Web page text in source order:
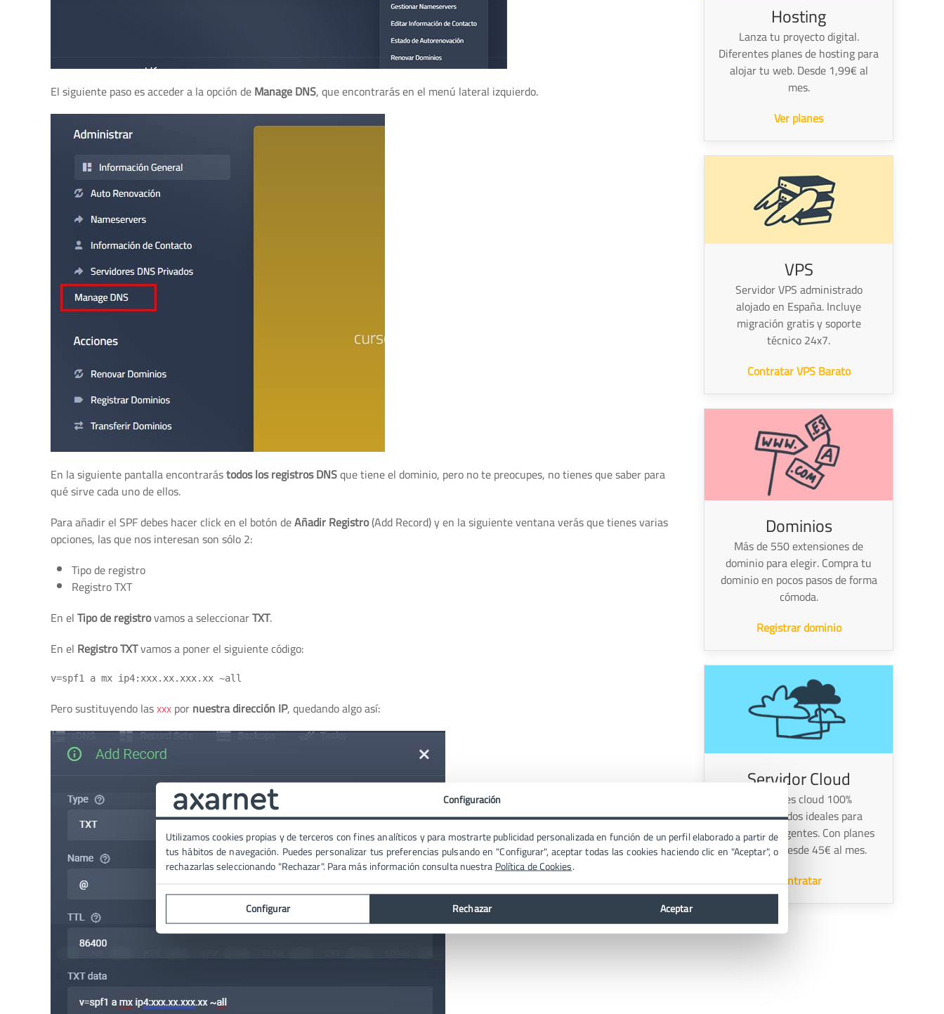
El siguiente paso es acceder a la opción deManage DNS, que encontrarás en el menú lateral izquierdo.
En la siguiente pantalla encontrarástodos los registros DNSque tiene el dominio, pero no te preocupes, no tienes que saber para
qué sirve cada uno de ellos.
Para añadir el SPF debes hacer click en el botón deAñadir Registro(Add Record) y en la siguiente ventana verás que tienes varias
opciones, las que nos interesan son sólo 2:
Tipo de registro
Registro TXT
En elTipo de registrovamos a seleccionarTXT.
En el Registro TXTvamos a poner el siguiente código:
Pero sustituyendo lasxxxpornuestra dirección IP, quedando algo así:
Hosting
Lanza tu proyecto digital.
Diferentes planes de hosting para
alojar tu web. Desde 1,99€ al
mes.
Ver planes
VPS
Servidor VPS administrado
alojado en España. Incluye
migración gratis y soporte
técnico 24x7.
Contratar VPS Barato
Dominios
Más de 550 extensiones de
dominio para elegir. Compra tu
dominio en pocos pasos de forma
cómoda.
Registrar dominio
Servidor Cloud
Servidores cloud 100%
administrados ideales para
proyectos exigentes. Con planes
escalables desde 45€ al mes.
Contratar
Configuración
Utilizamos cookies propias y de terceros con fines analíticos y para mostrarte publicidad personalizada en función de un perfil elaborado a partir de
tus hábitos de navegación. Puedes personalizar tus preferencias pulsando en "Configurar", aceptar todas las cookies haciendo clic en "Aceptar", o
rechazarlas seleccionando "Rechazar". Para más información consulta nuestraPolítica de Cookies.
Configurar Rechazar Aceptar